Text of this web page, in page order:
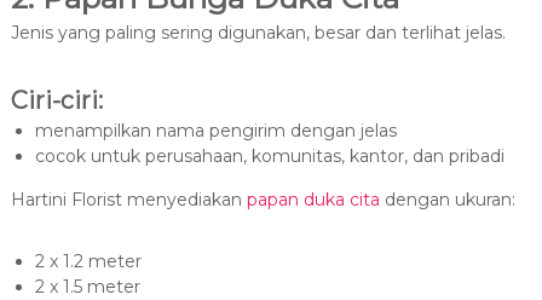
Jenis yang paling sering digunakan, besar dan terlihat jelas.
Ciri-ciri:
menampilkan nama pengirim dengan jelas
cocok untuk perusahaan, komunitas, kantor, dan pribadi
Hartini Florist menyediakan papan duka cita dengan ukuran:
2 x 1.2 meter
2 x 1.5 meter